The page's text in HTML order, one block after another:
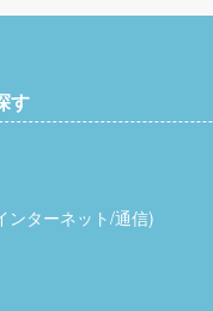
す
ンターネット/通信)